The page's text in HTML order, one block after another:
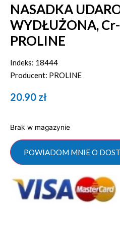
NASADKA
WYDŁUŻONA,
PROLINE
Indeks: 18444
Producent: PROLINE
20.90 zł
Brak w magazynie
POWIADOM MNIE O